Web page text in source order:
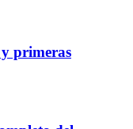
primeras